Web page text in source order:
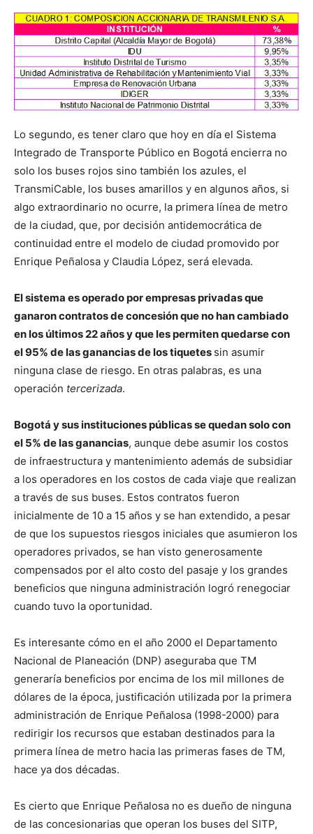
Lo segundo, es tener claro que hoy en día el Sistema
Integrado de Transporte Público en Bogotá encierra no
solo los buses rojos sino también los azules, el
TransmiCable, los buses amarillos y en algunos años, si
algo extraordinario no ocurre, la primera línea de metro
de la ciudad, que, por decisión antidemocrática de
continuidad entre el modelo de ciudad promovido por
Enrique Peñalosa y Claudia López, será elevada.
El sistema es operado por empresas privadas que
ganaron contratos de concesión que no han cambiado
en los últimos 22 años y que les permiten quedarse con
el 95% de las ganancias de los tiquetes sin asumir
ninguna clase de riesgo. En otras palabras, es una
operación tercerizada.
Bogotá y sus instituciones públicas se quedan solo con
el 5% de las ganancias, aunque debe asumir los costos
de infraestructura y mantenimiento además de subsidiar
a los operadores en los costos de cada viaje que realizan
a través de sus buses. Estos contratos fueron
inicialmente de 10 a 15 años y se han extendido, a pesar
de que los supuestos riesgos iniciales que asumieron los
operadores privados, se han visto generosamente
compensados por el alto costo del pasaje y los grandes
beneficios que ninguna administración logró renegociar
cuando tuvo la oportunidad.
Es interesante cómo en el año 2000 el Departamento
Nacional de Planeación (DNP) aseguraba que TM
generaría beneficios por encima de los mil millones de
dólares de la época, justificación utilizada por la primera
administración de Enrique Peñalosa (1998-2000) para
redirigir los recursos que estaban destinados para la
primera línea de metro hacia las primeras fases de TM,
hace ya dos décadas.
Es cierto que Enrique Peñalosa no es dueño de ninguna
de las concesionarias que operan los buses del SITP,